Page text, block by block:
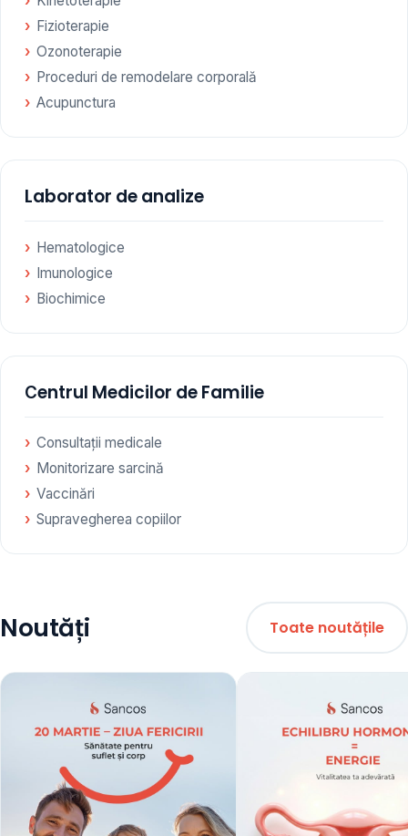
Fizioterapie
Ozonoterapie
Proceduri de remodelare corporală
Acupunctura
Laborator de analize
Hematologice
Imunologice
Biochimice
Сentrul Medicilor de Familie
Consultații medicale
Monitorizare sarcină
Vaccinări
Supravegherea copiilor
Noutăți Toate noutățile